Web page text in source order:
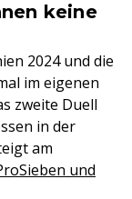
keine
2024 und die
im eigenen
zweite Duell
in der
am
und